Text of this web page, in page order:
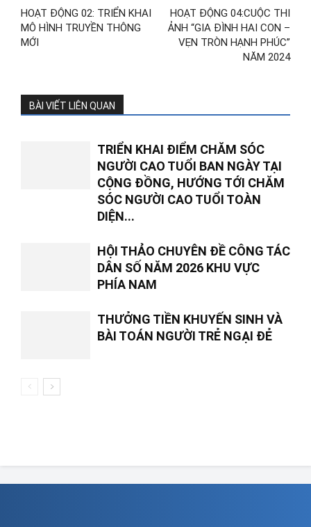
HOẠT ĐỘNG 02: TRIỂN KHAI
MÔ HÌNH TRUYỀN THÔNG
MỚI
HOẠT ĐỘNG 04:CUỘC THI
ẢNH “GIA ĐÌNH HAI CON –
VẸN TRÒN HẠNH PHÚC”
NĂM 2024
BÀI VIẾT LIÊN QUAN
TRIỂN KHAI ĐIỂM CHĂM SÓC
NGƯỜI CAO TUỔI BAN NGÀY TẠI
CỘNG ĐỒNG, HƯỚNG TỚI CHĂM
SÓC NGƯỜI CAO TUỔI TOÀN
DIỆN...
HỘI THẢO CHUYÊN ĐỀ CÔNG TÁC
DÂN SỐ NĂM 2026 KHU VỰC
PHÍA NAM
THƯỞNG TIỀN KHUYẾN SINH VÀ
BÀI TOÁN NGƯỜI TRẺ NGẠI ĐẺ